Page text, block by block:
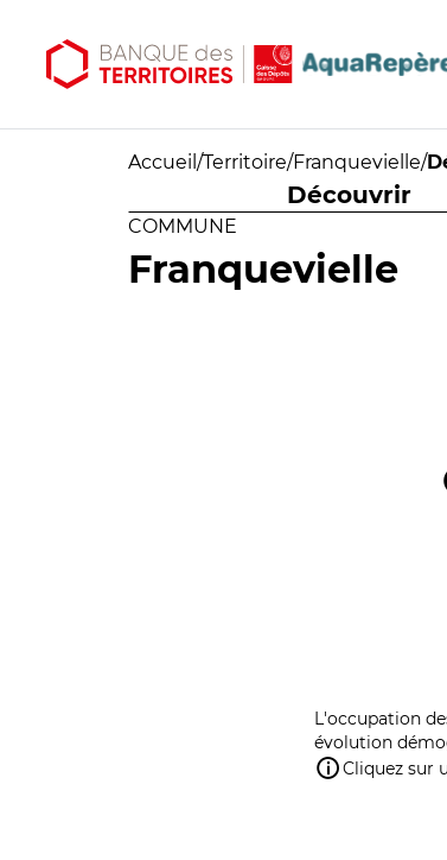
Accueil /Territoire/Franquevielle/
Découvrir
COMMUNE
Franquevielle
L'occupation
évolution
Cliquez sur